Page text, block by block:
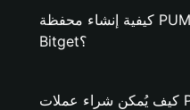
كيفية إنشاء محفظة PUMPILL على محفظة
Bitget؟
كيف يُمكن شراء عملات PUMPILL؟ (فقط